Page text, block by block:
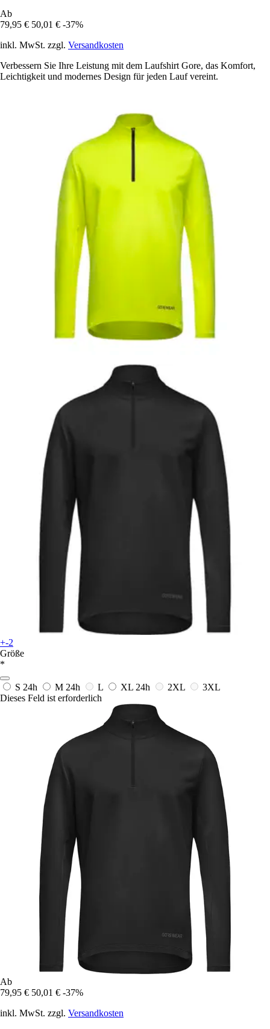
Ab
79,95 € 50,01 € -37%
inkl. MwSt. zzgl. Versandkosten
Verbessern Sie Ihre Leistung mit dem Laufshirt Gore, das Komfort,
Leichtigkeit und modernes Design für jeden Lauf vereint.
+-2
Größe
*
S 24h M 24h L XL 24h 2XL
3XL
Dieses Feld ist erforderlich
Ab
79,95 € 50,01 € -37%
inkl. MwSt. zzgl. Versandkosten